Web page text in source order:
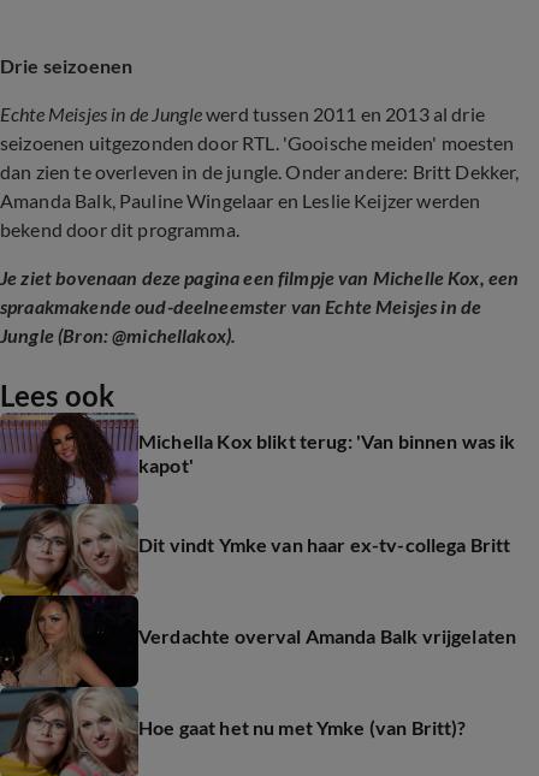
Drie seizoenen
Echte Meisjes in de Junglewerd tussen 2011 en 2013 al drie
seizoenen uitgezonden door RTL. 'Gooische meiden' moesten
dan zien te overleven in de jungle. Onder andere: Britt Dekker,
Amanda Balk, Pauline Wingelaar en Leslie Keijzer werden
bekend door dit programma.
Je ziet bovenaan deze pagina een filmpje van Michelle Kox, een
spraakmakende oud-deelneemster van Echte Meisjes in de
Jungle (Bron: @michellakox).
Lees ook
Michella Kox blikt terug: 'Van binnen was ik
kapot'
Dit vindt Ymke van haar ex-tv-collega Britt
Verdachte overval Amanda Balk vrijgelaten
Hoe gaat het nu met Ymke (van Britt)?